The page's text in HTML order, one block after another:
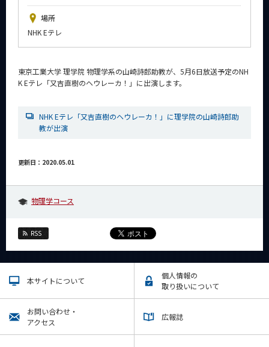
場所
NHK Eテレ
東京工業大学 理学院 物理学系の山崎詩郎助教が、5月6日放送予定のNH
K Eテレ「又吉直樹のヘウレーカ！」に出演します。
NHK Eテレ「又吉直樹のヘウレーカ！」に理学院の山崎詩郎助
教が出演
更新日：2020.05.01
物理学コース
RSS
本サイトについて
個人情報の
取り扱いについて
お問い合わせ・
アクセス
広報誌
Event Calendar
年別アーカイブ